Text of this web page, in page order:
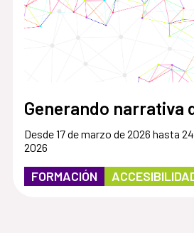
Generando narrativa
Desde 17 de marzo de 2026 hasta
2026
FORMACIÓN